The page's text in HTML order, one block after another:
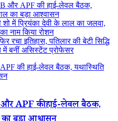
और APF की हाई-लेवल बैठक,
का बड़ा आश्वासन
शो में प्रियंका देवी के लाल का जलवा,
नाम किया रोशन
रचा इतिहास, पतिलार की बेटी सिद्धि
में बनीं असिस्टेंट प्रोफेसर
की हाई-लेवल बैठक, यथास्थिति
और APF की हाई-लेवल बैठक,